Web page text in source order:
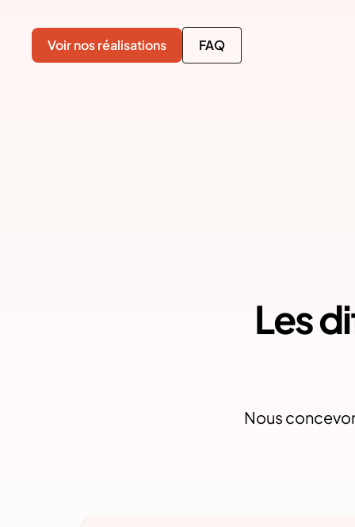
Voir nos réalisations FAQ
Les
Nous